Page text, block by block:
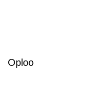
Oploo